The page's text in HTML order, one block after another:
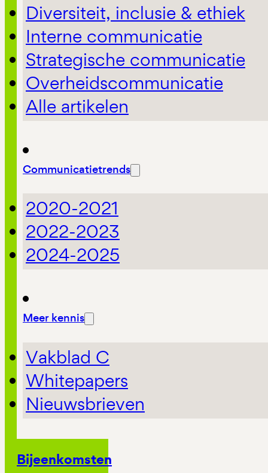
Diversiteit, inclusie & ethiek
Interne communicatie
Strategische communicatie
Overheidscommunicatie
Alle artikelen
Communicatietrends
2020-2021
2022-2023
2024-2025
Meer kennis
Vakblad C
Whitepapers
Nieuwsbrieven
Bijeenkomsten